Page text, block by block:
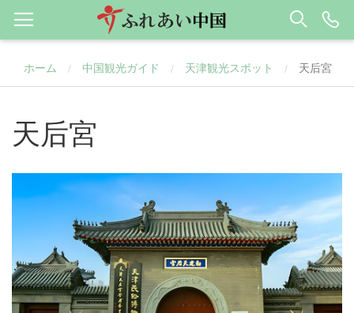
ホーム / 中国観光ガイド / 天津観光スポット / 天后宮
天后宮